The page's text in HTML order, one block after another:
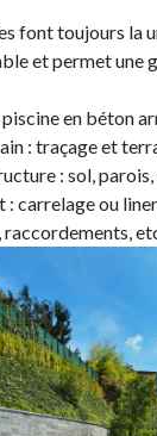
font toujours la
et permet une
en béton
: traçage et
: sol, parois,
: carrelage ou